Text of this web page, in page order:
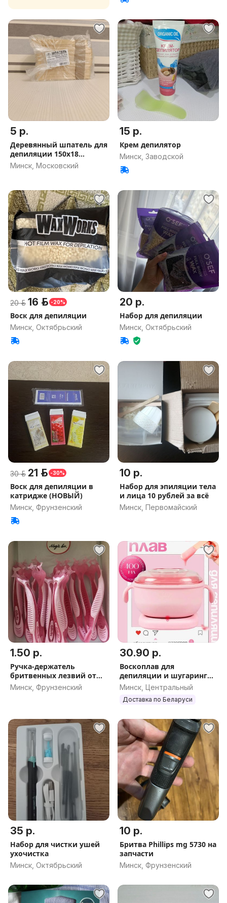
5 р.
Деревянный шпатель для
депиляции 150х18
мм,100шт
Минск, Московский
15 р.
Крем депилятор
Минск, Заводской
20 р. 16 р. -20%
Воск для депиляции
Минск, Октябрьский
20 р.
Набор для депиляции
Минск, Октябрьский
30 р. 21 р. -30%
Воск для депиляции в
катридже (НОВЫЙ)
Минск, Фрунзенский
10 р.
Набор для эпиляции тела
и лица 10 рублей за всё
Минск, Первомайский
1.50 р.
Ручка-держатель
бритвенных лезвий от
Gillette
Минск, Фрунзенский
30.90 р.
Воскоплав для
депиляции и шугаринга с
силиконовой чашей
Минск, Центральный
Доставка по Беларуси
35 р.
Набор для чистки ушей
ухочистка
Минск, Октябрьский
10 р.
Бритва Phillips mg 5730 на
запчасти
Минск, Фрунзенский